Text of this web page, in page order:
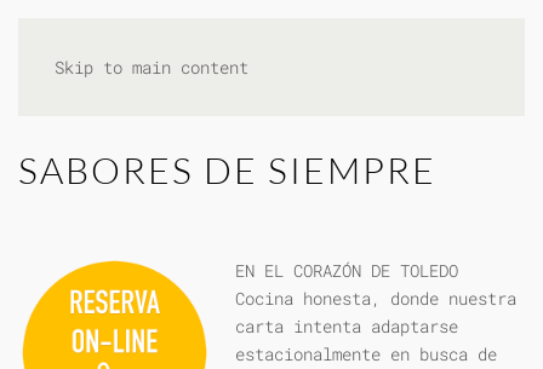
Skip to main content
SABORES DE SIEMPRE
EN EL CORAZÓN DE TOLEDO
Cocina honesta, donde nuestra
carta intenta adaptarse
estacionalmente en busca de